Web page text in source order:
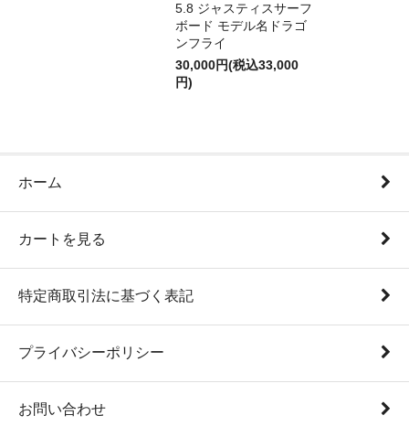
5.8 ジャスティスサーフ
ボード モデル名ドラゴ
ンフライ
30,000円(税込33,000
円)
ホーム
カートを見る
特定商取引法に基づく表記
プライバシーポリシー
お問い合わせ